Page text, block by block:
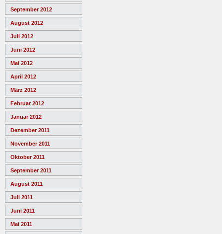
September 2012
August 2012
Juli 2012
Juni 2012
Mai 2012
April 2012
März 2012
Februar 2012
Januar 2012
Dezember 2011
November 2011
Oktober 2011
September 2011
August 2011
Juli 2011
Juni 2011
Mai 2011